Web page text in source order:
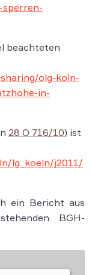
beachteten
olg-koln-
in-
28 O 716/10) ist
lg_koeln/j2011/
ein Bericht aus
BGH-